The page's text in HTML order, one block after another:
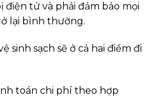
điện tử và phải đảm bảo mọi
lại bình thường.
sinh sạch sẽ ở cả hai điểm đi
toán chi phí theo hợp